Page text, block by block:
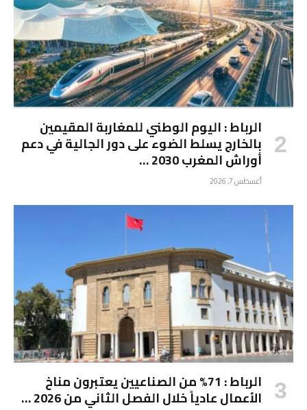
الرباط : اليوم الوطني للمغاربة المقيمين
بالخارج يسلط الضوء على دور الجالية في دعم
أوراش المغرب 2030 …
أغسطس 7, 2026
الرباط : 71% من الصناعيين يعتبرون مناخ
الأعمال عادياً خلال الفصل الثاني من 2026 …